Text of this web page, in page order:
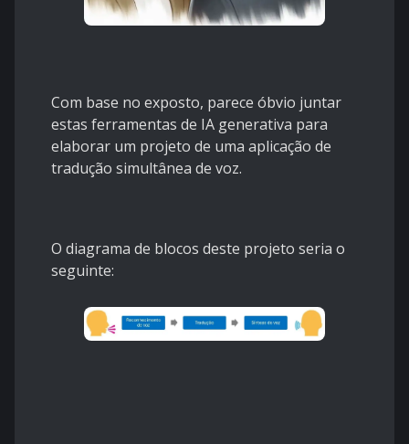
Com base no exposto, parece óbvio juntar
estas ferramentas de IA generativa para
elaborar um projeto de uma aplicação de
tradução simultânea de voz.
O diagrama de blocos deste projeto seria o
seguinte: